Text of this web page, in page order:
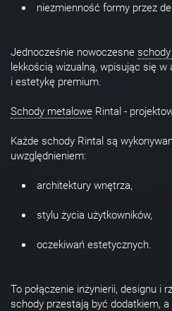
niezmienność formy przez
Jednocześnie nowoczesne
lekkością wizualną, wpisując się
i estetykę premium.
Schody metalowe Rintal -
Każde schody Rintal są
uwzględnieniem:
architektury wnętrza,
stylu życia użytkowników,
oczekiwań estetycznych.
To połączenie inżynierii, designu i
schody przestają być dodatkiem,